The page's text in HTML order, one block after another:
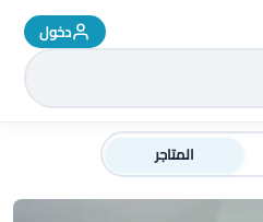
دخول
المتاجر